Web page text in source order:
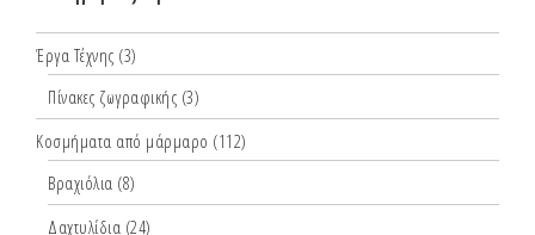
Έργα Τέχνης (3)
Πίνακες ζωγραφικής (3)
Κοσμήματα από μάρμαρο (112)
Βραχιόλια (8)
Δαχτυλίδια (24)